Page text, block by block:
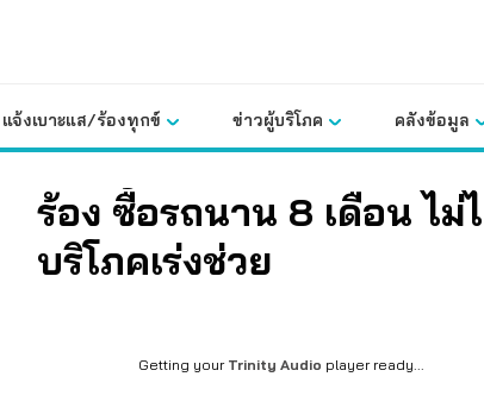
แจ้งเบาะแส/ร้องทุกข์ ข่าวผู้บริโภค คลังข้อมูล
ร้อง ซื้อรถนาน 8 เดือน ไม่
บริโภคเร่งช่วย
Getting your Trinity Audio player ready...